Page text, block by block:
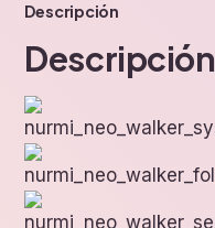
Descripción
Descripción